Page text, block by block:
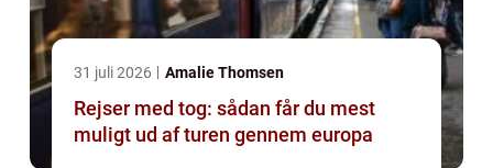
31 juli 2026 Amalie Thomsen
Rejser med tog: sådan får du mest
muligt ud af turen gennem europa